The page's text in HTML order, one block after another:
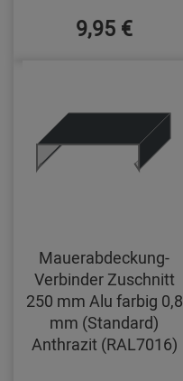
9,95 €
Mauerabdeckung-
Verbinder Zuschnitt
250 mm Alu farbig 0,8
mm (Standard)
Anthrazit (RAL7016)